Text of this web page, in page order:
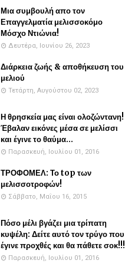
Μια συμβουλή απο τον
Επαγγελματία μελισσοκόμο
Μόσχο Ντιώνια!
Δευτέρα, Ιουνίου 26, 2023
Διάρκεια ζωής & αποθήκευση του
μελιού
Τετάρτη, Αυγούστου 02, 2023
Η θρησκεία μας είναι ολοζώντανη!
Έβαλαν εικόνες μέσα σε μελίσσι
και έγινε το θαύμα...
Παρασκευή, Ιουλίου 01, 2016
ΤΡΟΦΟΜΕΛ: Το top των
μελισσοτροφών!
Σάββατο, Μαΐου 16, 2015
Πόσο μέλι βγάζει μια τρίπατη
κυψέλη: Δείτε αυτό τον τρύγο που
έγινε προχθές και θα πάθετε σοκ!!!
Παρασκευή, Ιουλίου 01, 2016